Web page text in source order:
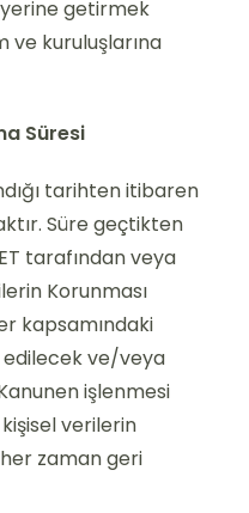
getirmek
ve kuruluşlarına
Süresi
tarihten itibaren
Süre geçtikten
tarafından veya
Korunması
kapsamındaki
ve/veya
işlenmesi
verilerin
zaman geri